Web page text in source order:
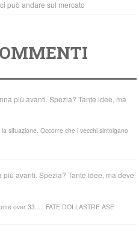
può andare sul mercato
più avanti. Spezia? Tante idee, ma
situazione. Occorre che i vecchi sintolgano
più avanti. Spezia? Tante idee, ma deve
over 33..... FATE DOI LASTRE ASE